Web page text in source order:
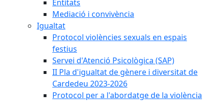
Entitats
Mediació i convivència
Igualtat
Protocol violències sexuals en espais
festius
Servei d'Atenció Psicològica (SAP)
II Pla d'igualtat de gènere i diversitat de
Cardedeu 2023-2026
Protocol per a l'abordatge de la violència